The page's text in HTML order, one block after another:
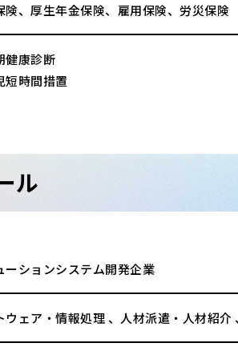
険、厚生年金保険、雇用保険、労災保険
康診断
時間措置
ル
ーションシステム開発企業
ウェア・情報処理 、人材派遣・人材紹